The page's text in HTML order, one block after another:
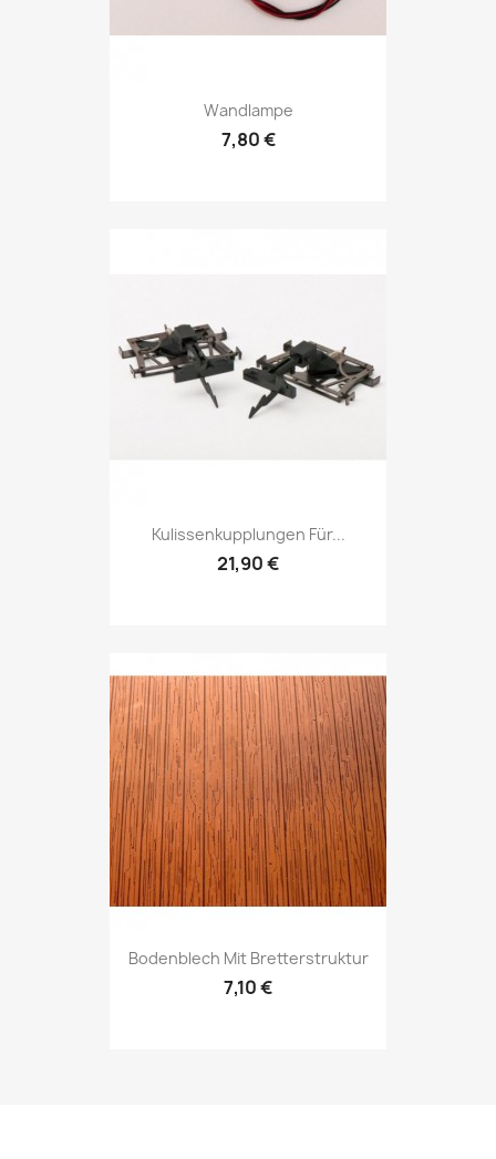
Wandlampe
7,80 €
Kulissenkupplungen Für...
21,90 €
Bodenblech Mit Bretterstruktur
7,10 €